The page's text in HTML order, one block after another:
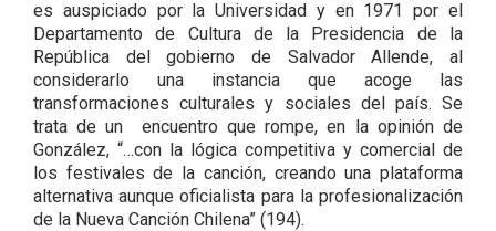
es auspiciado por la Universidad y en 1971 por el
Departamento de Cultura de la Presidencia de la
República del gobierno de Salvador Allende, al
considerarlo una instancia que acoge las
transformaciones culturales y sociales del país. Se
trata de un encuentro que rompe, en la opinión de
González, “…con la lógica competitiva y comercial de
los festivales de la canción, creando una plataforma
alternativa aunque oficialista para la profesionalización
de la Nueva Canción Chilena” (194).